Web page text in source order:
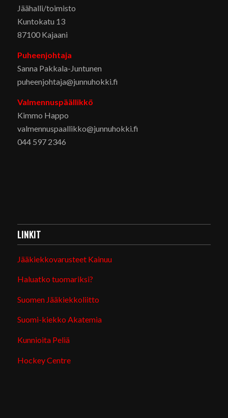
Jäähalli/toimisto
Kuntokatu 13
87100 Kajaani
Puheenjohtaja
Sanna Pakkala-Juntunen
puheenjohtaja@junnuhokki.fi
Valmennuspäällikkö
Kimmo Happo
valmennuspaallikko@junnuhokki.fi
044 597 2346
LINKIT
Jääkiekkovarusteet Kainuu
Haluatko tuomariksi?
Suomen Jääkiekkoliitto
Suomi-kiekko Akatemia
Kunnioita Peliä
Hockey Centre